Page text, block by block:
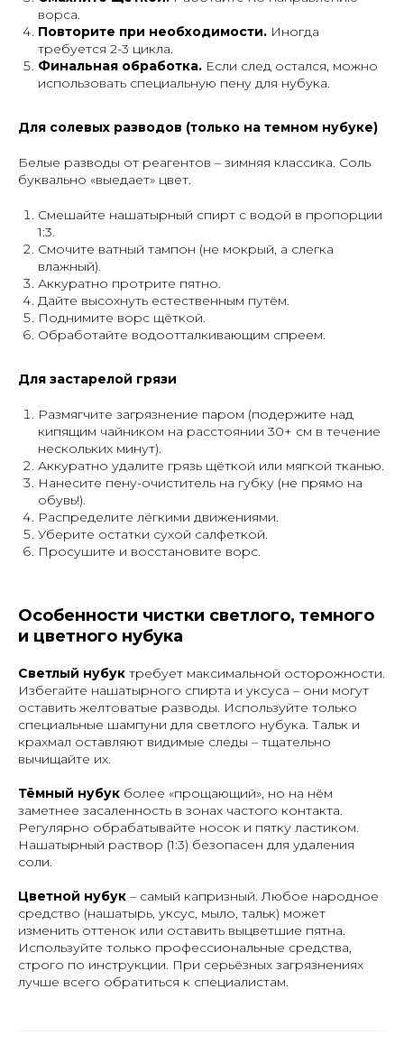
ворса.
Повторите при необходимости. Иногда
требуется 2-3 цикла.
Финальная обработка. Если след остался, можно
использовать специальную пену для нубука.
Для солевых разводов (только на темном нубуке)
Белые разводы от реагентов – зимняя классика. Соль
буквально «выедает» цвет.
Смешайте нашатырный спирт с водой в пропорции
1:3.
Смочите ватный тампон (не мокрый, а слегка
влажный).
Аккуратно протрите пятно.
Дайте высохнуть естественным путём.
Поднимите ворс щёткой.
Обработайте водоотталкивающим спреем.
Для застарелой грязи
Размягчите загрязнение паром (подержите над
кипящим чайником на расстоянии 30+ см в течение
нескольких минут).
Аккуратно удалите грязь щёткой или мягкой тканью.
Нанесите пену-очиститель на губку (не прямо на
обувь!).
Распределите лёгкими движениями.
Уберите остатки сухой салфеткой.
Просушите и восстановите ворс.
Особенности чистки светлого, темного
и цветного нубука
Светлый нубук требует максимальной осторожности.
Избегайте нашатырного спирта и уксуса – они могут
оставить желтоватые разводы. Используйте только
специальные шампуни для светлого нубука. Тальк и
крахмал оставляют видимые следы – тщательно
вычищайте их.
Тёмный нубук более «прощающий», но на нём
заметнее засаленность в зонах частого контакта.
Регулярно обрабатывайте носок и пятку ластиком.
Нашатырный раствор (1:3) безопасен для удаления
соли.
Цветной нубук – самый капризный. Любое народное
средство (нашатырь, уксус, мыло, тальк) может
изменить оттенок или оставить выцветшие пятна.
Используйте только профессиональные средства,
строго по инструкции. При серьёзных загрязнениях
лучше всего обратиться к специалистам.